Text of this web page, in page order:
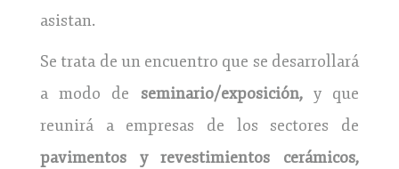
asistan.
Se trata de un encuentro que se desarrollará
a modo de seminario/exposición,y que
reunirá a empresas de los sectores de
pavimentos y revestimientos cerámicos,